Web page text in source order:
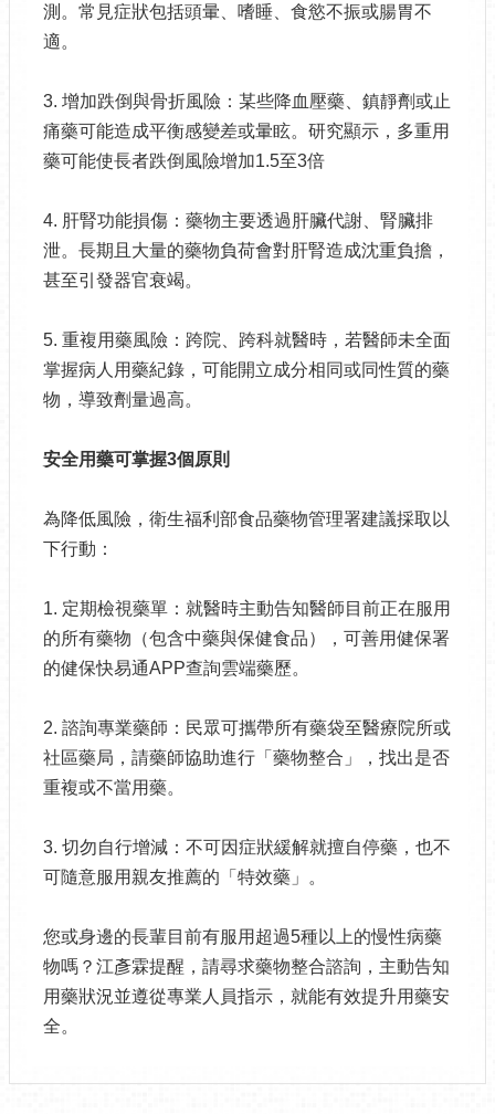
測。常見症狀包括頭暈、嗜睡、食慾不振或腸胃不
適。
3. 增加跌倒與骨折風險：某些降血壓藥、鎮靜劑或止
痛藥可能造成平衡感變差或暈眩。研究顯示，多重用
藥可能使長者跌倒風險增加1.5至3倍
4. 肝腎功能損傷：藥物主要透過肝臟代謝、腎臟排
泄。長期且大量的藥物負荷會對肝腎造成沈重負擔，
甚至引發器官衰竭。
5. 重複用藥風險：跨院、跨科就醫時，若醫師未全面
掌握病人用藥紀錄，可能開立成分相同或同性質的藥
物，導致劑量過高。
安全用藥可掌握3個原則
為降低風險，衛生福利部食品藥物管理署建議採取以
下行動：
1. 定期檢視藥單：就醫時主動告知醫師目前正在服用
的所有藥物（包含中藥與保健食品），可善用健保署
的健保快易通APP查詢雲端藥歷。
2. 諮詢專業藥師：民眾可攜帶所有藥袋至醫療院所或
社區藥局，請藥師協助進行「藥物整合」，找出是否
重複或不當用藥。
3. 切勿自行增減：不可因症狀緩解就擅自停藥，也不
可隨意服用親友推薦的「特效藥」。
您或身邊的長輩目前有服用超過5種以上的慢性病藥
物嗎？江彥霖提醒，請尋求藥物整合諮詢，主動告知
用藥狀況並遵從專業人員指示，就能有效提升用藥安
全。